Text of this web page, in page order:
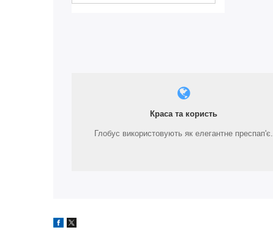
Краса та користь
Глобус використовують як елегантне преспап'є.